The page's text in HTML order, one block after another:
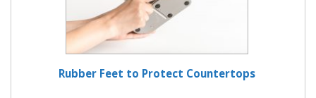
Rubber Feet to Protect Countertops